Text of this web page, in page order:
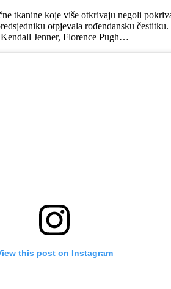
tkanine koje više otkrivaju negoli
otpjevala rođendansku
Jenner, Florence Pugh…
this post on Instagram